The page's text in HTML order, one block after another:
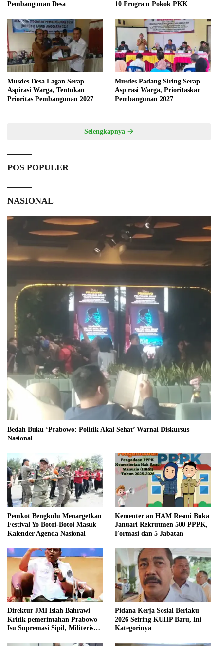
Pembangunan Desa
10 Program Pokok PKK
Musdes Desa Lagan Serap
Aspirasi Warga, Tentukan
Prioritas Pembangunan 2027
Musdes Padang Siring Serap
Aspirasi Warga, Prioritaskan
Pembangunan 2027
Selengkapnya
POS POPULER
NASIONAL
Bedah Buku ‘Prabowo: Politik Akal Sehat’ Warnai Diskursus
Nasional
Pemkot Bengkulu Menargetkan
Festival Yo Botoi-Botoi Masuk
Kalender Agenda Nasional
Kementerian HAM Resmi Buka
Januari Rekrutmen 500 PPPK,
Formasi dan 5 Jabatan
Direktur JMI Islah Bahrawi
Kritik pemerintahan Prabowo
Isu Supremasi Sipil, Militerisasi,
Pidana Kerja Sosial Berlaku
2026 Seiring KUHP Baru, Ini
Kategorinya